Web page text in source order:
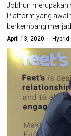
Jobhun merupakan
Platform yang
berkembang
April 13, 2020 Hybrid